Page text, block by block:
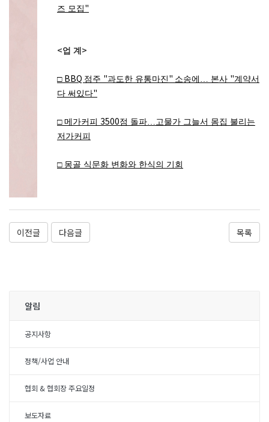
즈 모집 "
<업 계 >
□ BBQ 점주 "과도한 유통마진 " 소송에 … 본사 "계약서
다 써있다"
□ 메가커피 3500점 돌파…고물가 그늘서 몸집 불리는
저가커피
□ 몽골 식문화 변화와 한식의 기회
이전글 다음글 목록
알림
공지사항
정책/사업 안내
협회 & 협회장 주요일정
보도자료